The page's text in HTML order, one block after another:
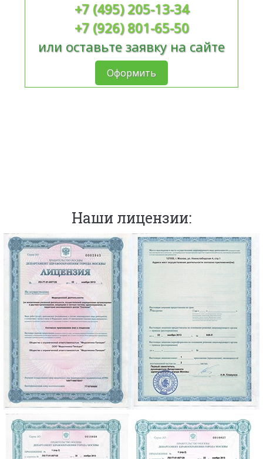
+7 (495) 205-13-34
+7 (926) 801-65-50
или оставьте заявку на сайте
Оформить
Наши лицензии: